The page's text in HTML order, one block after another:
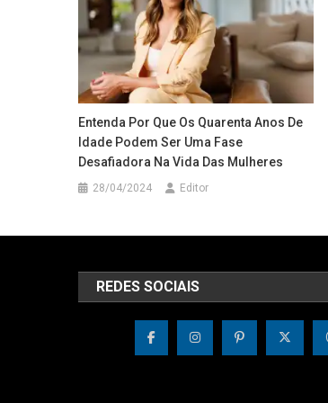
Entenda Por Que Os Quarenta Anos De
Idade Podem Ser Uma Fase
Desafiadora Na Vida Das Mulheres
28/04/2024 Editor
REDES SOCIAIS